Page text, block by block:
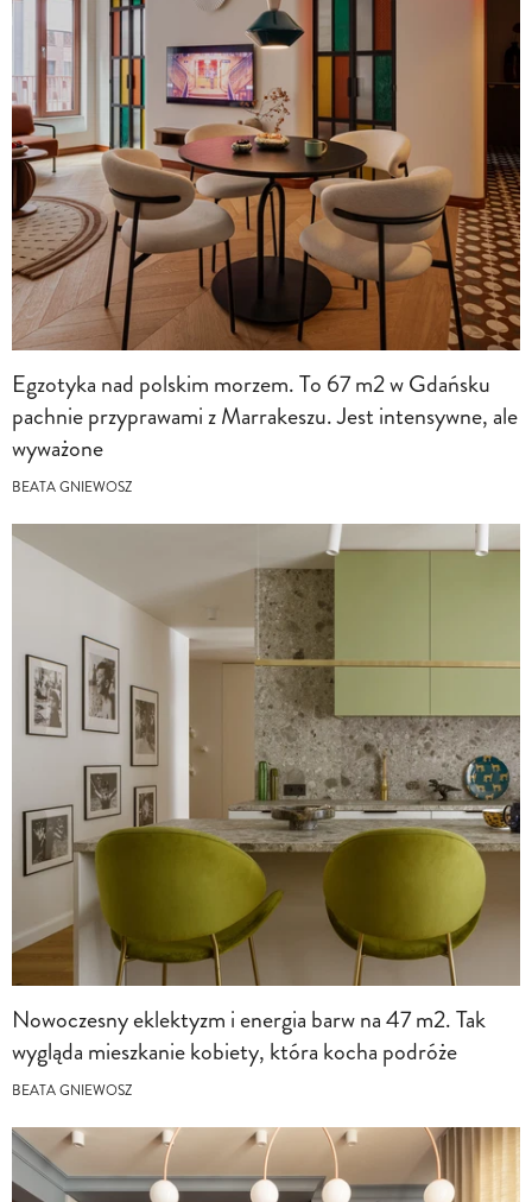
Egzotyka nad polskim morzem. To 67 m2 w Gdańsku
pachnie przyprawami z Marrakeszu. Jest intensywne, ale
wyważone
BEATA GNIEWOSZ
Nowoczesny eklektyzm i energia barw na 47 m2. Tak
wygląda mieszkanie kobiety, która kocha podróże
BEATA GNIEWOSZ